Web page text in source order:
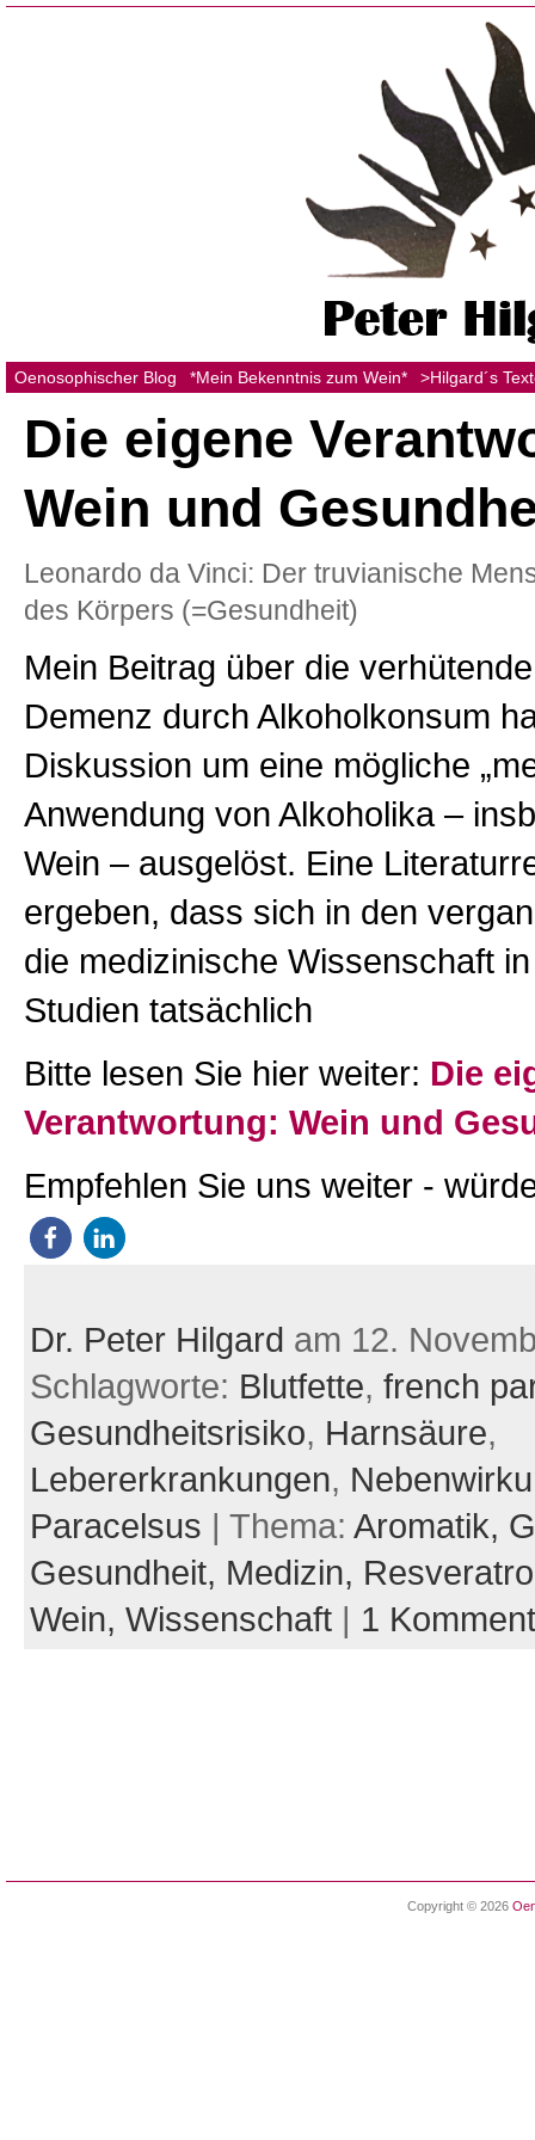
Oenosophischer Blog *Mein Bekenntnis zum Wein* >Hilgard´s
Die eigene
Wein und
Leonardo da Vinci: Der truvianische
des Körpers (=Gesundheit)
Mein Beitrag über die
Demenz durch Alkoholkonsum
Diskussion um eine mögliche
Anwendung von Alkoholika –
Wein – ausgelöst. Eine
ergeben, dass sich in den
die medizinische Wissenschaft
Studien tatsächlich
Bitte lesen Sie hier weiter: Die
Verantwortung: Wein und
Empfehlen Sie uns weiter -
Dr. Peter Hilgard am 12.
Schlagworte: Blutfette, french
Gesundheitsrisiko, Harnsäure,
Lebererkrankungen,
Paracelsus | Thema: Aromatik,
Gesundheit, Medizin,
Wein, Wissenschaft| 1
Copyright © 2026